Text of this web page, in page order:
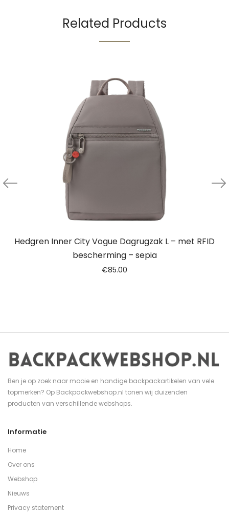
Related Products
Hedgren Inner City Vogue Dagrugzak L – met RFID
bescherming – sepia
€85.00
Ben je op zoek naar mooie en handige backpackartikelen van vele
topmerken? Op Backpackwebshop.nl tonen wij duizenden
producten van verschillende webshops.
Informatie
Home
Over ons
Webshop
Nieuws
Privacy statement